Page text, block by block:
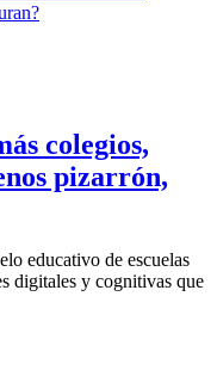
colegios,
pizarrón,
educativo de escuelas
digitales y cognitivas que